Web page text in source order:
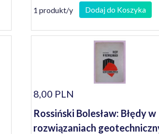
1 produkt/y Dodaj do Koszyka
8,00 PLN
Rossiński Bolesław: Błędy w
rozwiązaniach